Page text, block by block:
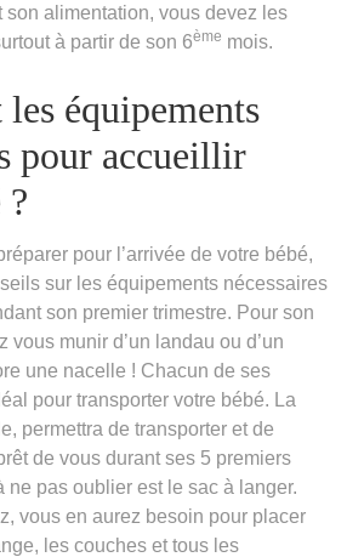
son alimentation, vous devez les
à partir de son 6ème mois.
les équipements
pour accueillir
pour l’arrivée de votre bébé,
sur les équipements nécessaires
son premier trimestre. Pour son
vous munir d’un landau ou d’un
une nacelle ! Chacun de ses
pour transporter votre bébé. La
permettra de transporter et de
de vous durant ses 5 premiers
ne pas oublier est le sac à langer.
vous en aurez besoin pour placer
les couches et tous les